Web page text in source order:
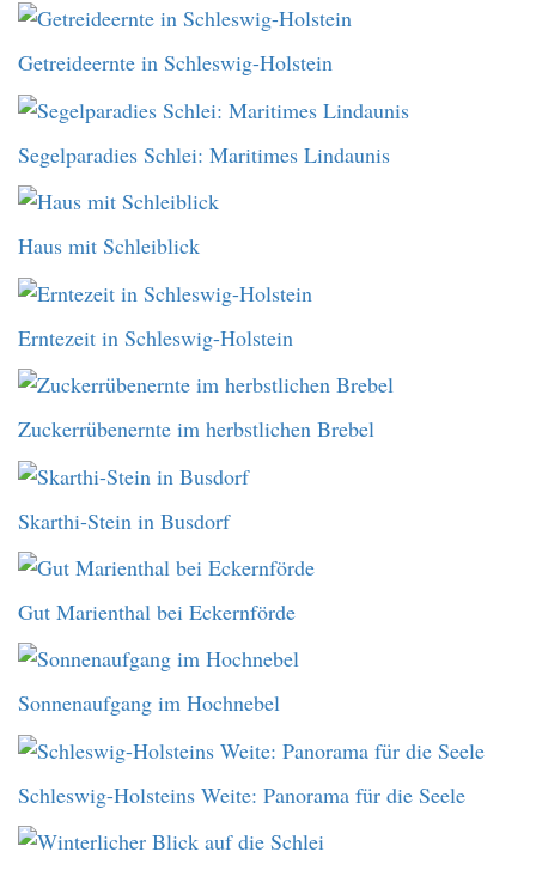
Getreideernte in Schleswig-Holstein
Segelparadies Schlei: Maritimes Lindaunis
Haus mit Schleiblick
Erntezeit in Schleswig-Holstein
Zuckerrübenernte im herbstlichen Brebel
Skarthi-Stein in Busdorf
Gut Marienthal bei Eckernförde
Sonnenaufgang im Hochnebel
Schleswig-Holsteins Weite: Panorama für die Seele